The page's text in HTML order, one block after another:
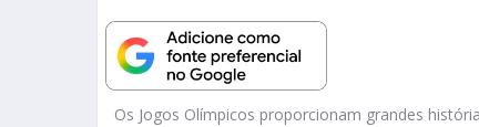
Os Jogos Olímpicos proporcionam grandes